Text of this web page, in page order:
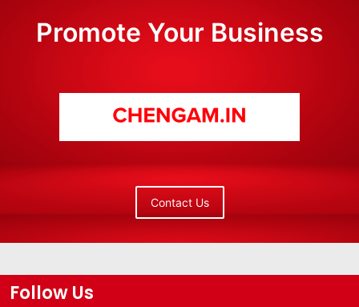
Promote Your Business
Contact Us
Follow Us